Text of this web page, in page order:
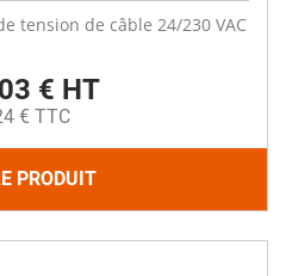
tension de câble 24/230 VAC
€ HT
€ TTC
PRODUIT